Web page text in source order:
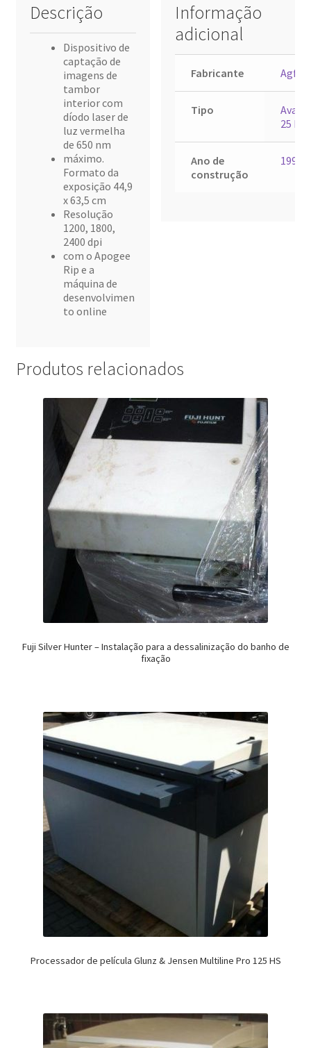
Descrição
Dispositivo de
captação de
imagens de
tambor
interior com
díodo laser de
luz vermelha
de 650 nm
máximo.
Formato da
exposição 44,9
x 63,5 cm
Resolução
1200, 1800,
2400 dpi
com o Apogee
Rip e a
máquina de
desenvolvimen
to online
Informação
adicional
Fabricante Agfa
Tipo
25 E
Ano de
construção
1997
Produtos relacionados
Fuji Silver Hunter – Instalação para a dessalinização do banho de
fixação
Processador de película Glunz & Jensen Multiline Pro 125 HS